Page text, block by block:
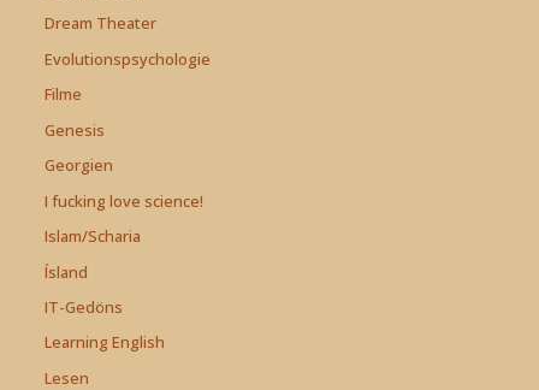
Dream Theater
Evolutionspsychologie
Filme
Genesis
Georgien
I fucking love science!
Islam/Scharia
Ísland
IT-Gedöns
Learning English
Lesen